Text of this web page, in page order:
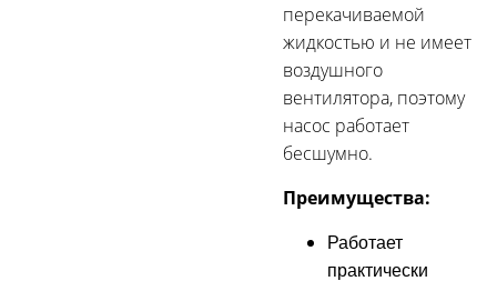
перекачиваемой
жидкостью и не имеет
воздушного
вентилятора, поэтому
насос работает
бесшумно.
Преимущества:
Работает
практически